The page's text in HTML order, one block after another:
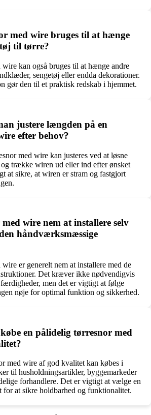
med wire bruges til at hænge
til tørre?
wire kan også bruges til at hænge andre
sengetøj eller endda dekorationer.
gør den til et praktisk redskab i hjemmet.
justere længden på en
efter behov?
med wire kan justeres ved at løsne
og trække wiren ud eller ind efter ønsket
at sikre, at wiren er stram og fastgjort
wire nem at installere selv
håndværksmæssige
wire er generelt nem at installere med de
Det kræver ikke nødvendigvis
men det er vigtigt at følge
nøje for optimal funktion og sikkerhed.
en pålidelig tørresnor med
med wire af god kvalitet kan købes i
til husholdningsartikler, byggemarkeder
forhandlere. Det er vigtigt at vælge en
for at sikre holdbarhed og funktionalitet.